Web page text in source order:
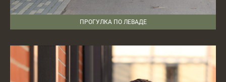
ПРОГУЛКА ПО ЛЕВАДЕ